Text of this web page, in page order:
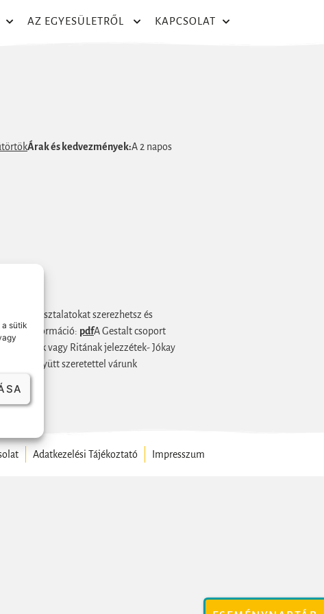
sütik
AZ EGYESÜLETRŐL KAPCSOLAT
Árak és kedvezmények:A 2 napos
tapasztalatokat szerezhetsz és
információ: pdfA Gestalt csoport
Editnek vagy Ritának jelezzétek- Jókay
együtt szeretettel várunk
Adatkezelési Tájékoztató Impresszum